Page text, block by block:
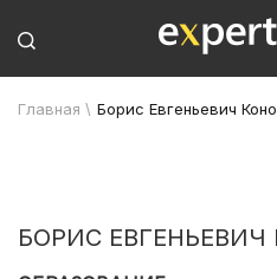
Главная \ Борис Евгеньевич
БОРИС